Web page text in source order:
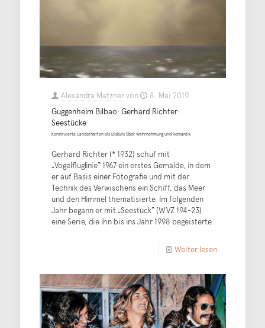
Alexandra Matznervon
8. Mai 2019
Guggenheim Bilbao: Gerhard Richter:
Seestücke
Konstruierte Landschaften als Diskurs über Wahrnehmung und Romantik
Gerhard Richter (* 1932) schuf mit
„Vogelfluglinie“ 1967 ein erstes Gemälde, in dem
er auf Basis einer Fotografie und mit der
Technik des Verwischens ein Schiff, das Meer
und den Himmel thematisierte. Im folgenden
Jahr begann er mit „Seestück“ (WVZ 194-23)
eine Serie, die ihn bis ins Jahr 1998 begeisterte.
Weiter lesen